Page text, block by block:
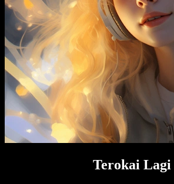
Terokai Lagi